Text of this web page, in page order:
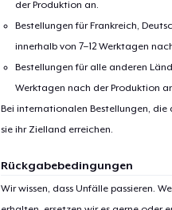
der Produktion an.
Bestellungen für Frankreich,
innerhalb von 7–12 Werktagen
Bestellungen für alle anderen
Werktagen nach der Produktion
Bei internationalen Bestellungen, die
sie ihr Zielland erreichen.
Rückgabebedingungen
Wir wissen, dass Unfälle passieren.